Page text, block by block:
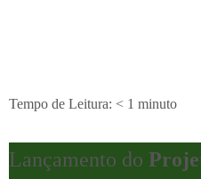
Tempo de Leitura: < 1 minuto
Lançamento do